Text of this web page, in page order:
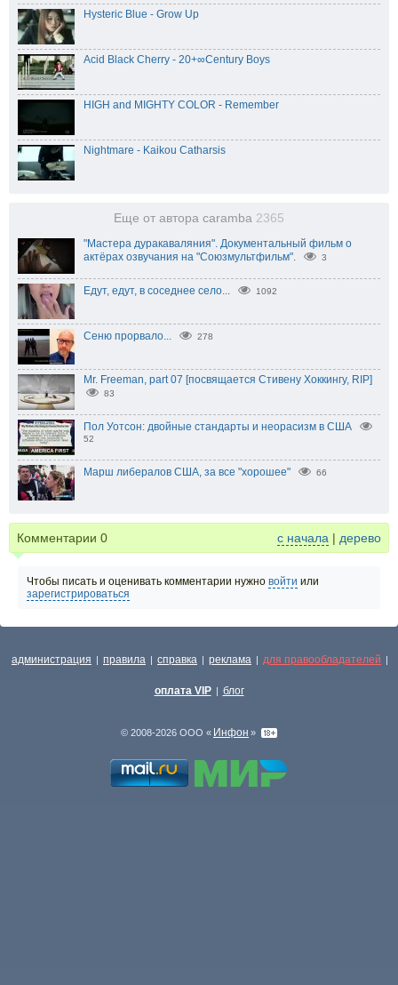
Hysteric Blue - Grow Up
Acid Black Cherry - 20+∞Century Boys
HIGH and MIGHTY COLOR - Remember
Nightmare - Kaikou Catharsis
Еще от автора caramba 2365
"Мастера дуракаваляния". Документальный фильм о
актёрах озвучания на "Союзмультфильм".
3
Едут, едут, в соседнее село... 1092
Сеню прорвало... 278
Mr. Freeman, part 07 [посвящается Стивену Хоккингу, RIP]
83
Пол Уотсон: двойные стандарты и неорасизм в США
52
Марш либералов США, за все "хорошее" 66
Комментарии 0 с начала | дерево
Чтобы писать и оценивать комментарии нужно войти или
зарегистрироваться
администрация | правила | справка | реклама | для правообладателей |
оплата VIP | блог
© 2008-2026 ООО « Инфон »